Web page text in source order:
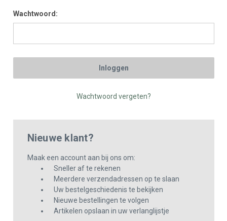
Wachtwoord:
Wachtwoord vergeten?
Nieuwe klant?
Maak een account aan bij ons om:
Sneller af te rekenen
Meerdere verzendadressen op te slaan
Uw bestelgeschiedenis te bekijken
Nieuwe bestellingen te volgen
Artikelen opslaan in uw verlanglijstje